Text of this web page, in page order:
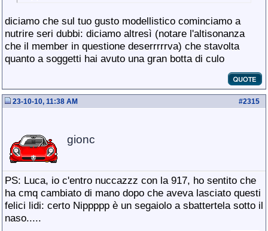
diciamo che sul tuo gusto modellistico cominciamo a
nutrire seri dubbi: diciamo altresì (notare l'altisonanza
che il member in questione deserrrrrva) che stavolta
quanto a soggetti hai avuto una gran botta di culo
#2315
23-10-10, 11:38 AM
gionc
PS: Luca, io c'entro nuccazzz con la 917, ho sentito che
ha cmq cambiato di mano dopo che aveva lasciato questi
felici lidi: certo Nippppp è un segaiolo a sbattertela sotto il
naso.....